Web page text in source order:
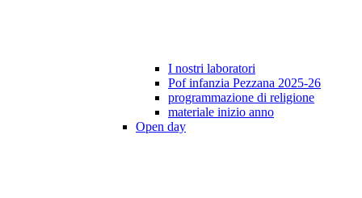
I nostri laboratori
Pof infanzia Pezzana 2025-26
programmazione di religione
materiale inizio anno
Open day